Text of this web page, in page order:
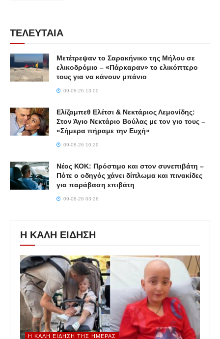
ΤΕΛΕΥΤΑΙΑ
Μετέτρεψαν το Σαρακήνικο της Μήλου σε
ελικοδρόμιο – «Πάρκαραν» το ελικόπτερο
τους για να κάνουν μπάνιο
09-08-26 13:00
Ελίζαμπεθ Ελέτσι & Νεκτάριος Λεμονίδης:
Στον Άγιο Νεκτάριο Βούλας με τον γιο τους –
«Σήμερα πήραμε την Ευχή»
09-08-26 10:29
Νέος ΚΟΚ: Πρόστιμο και στον συνεπιβάτη –
Πότε ο οδηγός χάνει δίπλωμα και πινακίδες
για παράβαση επιβάτη
09-08-26 03:26
Η ΚΑΛΗ ΕΙΔΗΣΗ
Η ΚΑΛΉ ΕΊΔΗΣΗ ΤΗΣ ΗΜΈΡΑΣ